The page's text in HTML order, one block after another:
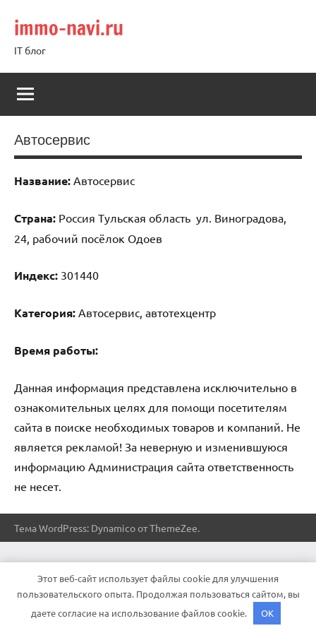
содержимому
immo-navi.ru
IT блог
Автосервис
Название: Автосервис
Страна: Россия Тульская область ул. Виноградова,
24, рабочий посёлок Одоев
Индекс: 301440
Категория: Автосервис, автотехцентр
Время работы:
Данная информация представлена исключительно в
ознакомительных целях для помощи посетителям
сайта в поиске необходимых товаров и компаний. Не
является рекламой! За неверную и изменившуюся
информацию Администрация сайта ответственность
не несет.
Тема WordPress: Dynamico от ThemeZee.
Этот веб-сайт использует файлы cookie для улучшения
пользовательского опыта. Продолжая пользоваться сайтом, вы
даете согласие на использование файлов cookie.
OK